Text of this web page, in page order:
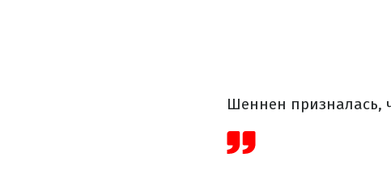
Шеннен призналась,